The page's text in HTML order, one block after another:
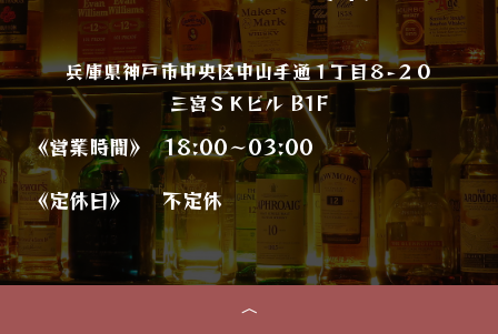
兵庫県神戸市中央区中山手通１丁目８−２０
三宮ＳＫビル B1F
《営業時間》
18:00～03:00
《定休日》
不定休